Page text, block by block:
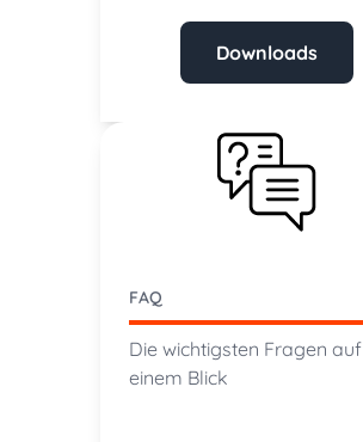
Downloads
FAQ
Die wichtigsten Fragen auf
einem Blick